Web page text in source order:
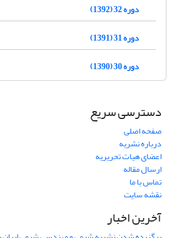
دوره 32 (1392)
دوره 31 (1391)
دوره 30 (1390)
دسترسی سریع
صفحه اصلی
درباره نشریه
اعضای هیات تحریریه
ارسال مقاله
تماس با ما
نقشه سایت
آخرین اخبار